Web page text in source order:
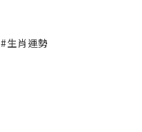
#生肖運勢